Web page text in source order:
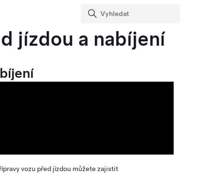
jízdou a nabíjení
vozu před jízdou můžete zajistit